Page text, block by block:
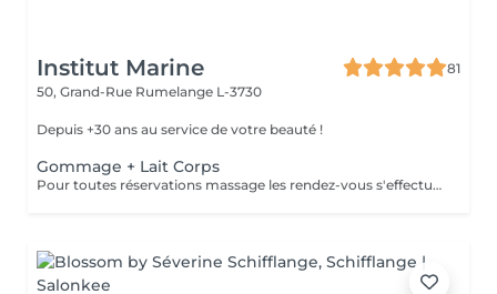
Institut Marine
81
50, Grand-Rue Rumelange L-3730
Depuis +30 ans au service de votre beauté !
Gommage + Lait Corps
Pour toutes réservations massage les rendez-vous s'effectue par téléphone au 56 51 19 .